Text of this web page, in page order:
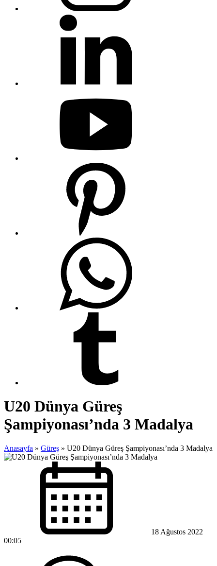
U20 Dünya Güreş
Şampiyonası’nda 3 Madalya
Anasayfa » Güreş » U20 Dünya Güreş Şampiyonası’nda 3 Madalya
18 Ağustos 2022
00:05